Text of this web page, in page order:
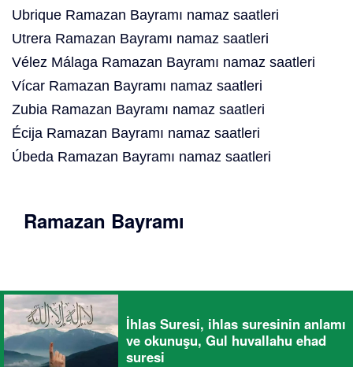
Ubrique Ramazan Bayramı namaz saatleri
Utrera Ramazan Bayramı namaz saatleri
Vélez Málaga Ramazan Bayramı namaz saatleri
Vícar Ramazan Bayramı namaz saatleri
Zubia Ramazan Bayramı namaz saatleri
Écija Ramazan Bayramı namaz saatleri
Úbeda Ramazan Bayramı namaz saatleri
Ramazan Bayramı
İhlas Suresi, ihlas suresinin anlamı
ve okunuşu, Gul huvallahu ehad
suresi